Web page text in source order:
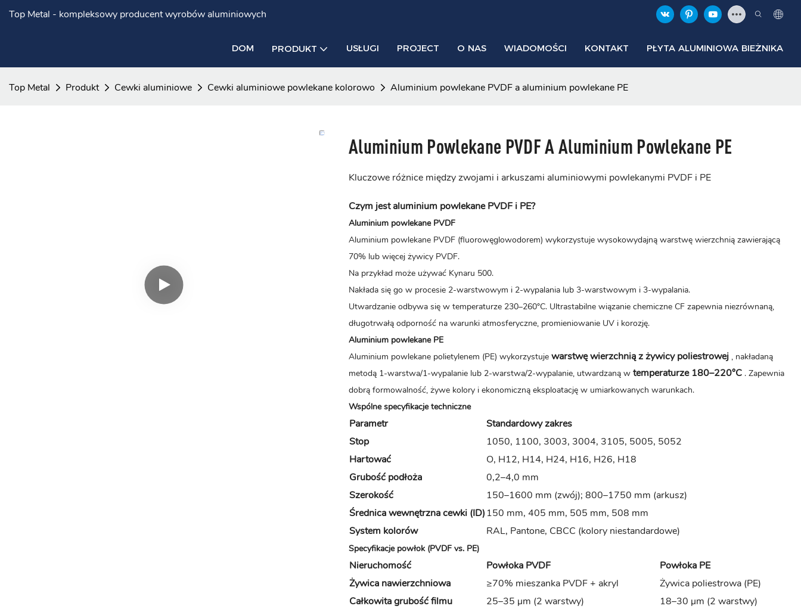
Top Metal - kompleksowy producent wyrobów aluminiowych
DOM PRODUKT USŁUGI PROJECT O NAS WIADOMOŚCI KONTAKT PŁYTA ALUMINIOWA BIEŻNIKA
Top Metal Produkt Cewki aluminiowe Cewki aluminiowe powlekane kolorowo Aluminium powlekane PVDF a aluminium powlekane PE
Aluminium Powlekane PVDF A Aluminium Powlekane PE
Kluczowe różnice między zwojami i arkuszami aluminiowymi powlekanymi PVDF i PE
Czym jest aluminium powlekane PVDF i PE?
Aluminium powlekane PVDF
Aluminium powlekane PVDF (fluorowęglowodorem) wykorzystuje wysokowydajną warstwę wierzchnią zawierającą
70% lub więcej żywicy PVDF.
Na przykład może używać Kynaru 500.
Nakłada się go w procesie 2-warstwowym i 2-wypalania lub 3-warstwowym i 3-wypalania.
Utwardzanie odbywa się w temperaturze 230–260°C. Ultrastabilne wiązanie chemiczne CF zapewnia niezrównaną,
długotrwałą odporność na warunki atmosferyczne, promieniowanie UV i korozję.
Aluminium powlekane PE
Aluminium powlekane polietylenem (PE) wykorzystuje warstwę wierzchnią z żywicy poliestrowej , nakładaną
metodą 1-warstwa/1-wypalanie lub 2-warstwa/2-wypalanie, utwardzaną w temperaturze 180–220°C . Zapewnia
dobrą formowalność, żywe kolory i ekonomiczną eksploatację w umiarkowanych warunkach.
Wspólne specyfikacje techniczne
Parametr
Standardowy zakres
Stop
1050, 1100, 3003, 3004, 3105, 5005, 5052
Hartować
O, H12, H14, H24, H16, H26, H18
Grubość podłoża
0,2–4,0 mm
Szerokość
150–1600 mm (zwój); 800–1750 mm (arkusz)
Średnica wewnętrzna cewki (ID) 150 mm, 405 mm, 505 mm, 508 mm
System kolorów
RAL, Pantone, CBCC (kolory niestandardowe)
Specyfikacje powłok (PVDF vs. PE)
Nieruchomość Powłoka PVDF
Powłoka PE
Żywica nawierzchniowa
≥70% mieszanka PVDF + akryl
Żywica poliestrowa (PE)
Całkowita grubość filmu
25–35 μm (2 warstwy)
18–30 μm (2 warstwy)